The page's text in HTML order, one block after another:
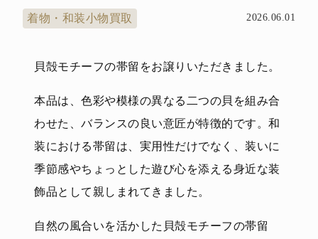
着物・和装小物買取 2026.06.01
貝殻モチーフの帯留をお譲りいただきました。
本品は、色彩や模様の異なる二つの貝を組み合
わせた、バランスの良い意匠が特徴的です。和
装における帯留は、実用性だけでなく、装いに
季節感やちょっとした遊び心を添える身近な装
飾品として親しまれてきました。
自然の風合いを活かした貝殻モチーフの帯留